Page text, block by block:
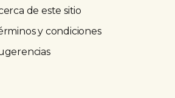
de este sitio
y condiciones